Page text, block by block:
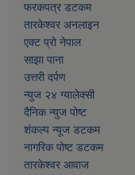
फरकपत्र डटकम
तारकेश्वर अनलाइन
एक्ट प्रो नेपाल
साझा पाना
उत्तरी दर्पण
न्युज २४ ग्यालेक्सी
दैनिक न्युज पोष्ट
शंकल्प न्यूज डटकम
नागरिक पोष्ट डटकम
तारकेश्वर आवाज